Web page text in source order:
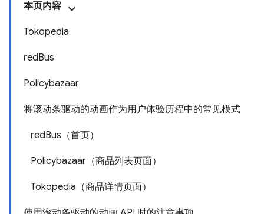
本页内容
Tokopedia
redBus
Policybazaar
将滚动条驱动的动画作为用户体验历程中的常见模式
redBus（首页）
Policybazaar（商品列表页面）
Tokopedia（商品详情页面）